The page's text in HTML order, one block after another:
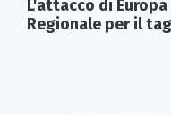
L'attacco di
Regionale per il